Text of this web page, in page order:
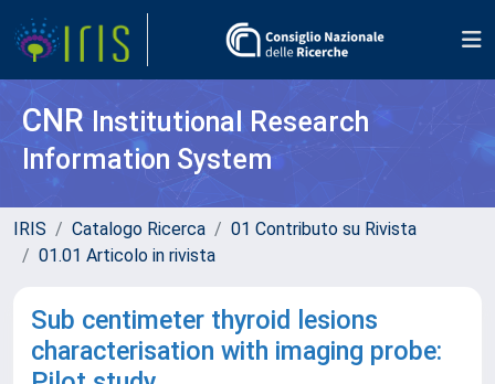
CNR Institutional Research
Information System
IRIS Catalogo Ricerca
01 Contributo su Rivista
01.01 Articolo in rivista
Sub centimeter thyroid lesions
characterisation with imaging probe: